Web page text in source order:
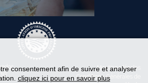
Mentions légales
Conditions Générales de
consentement afin de suivre et analyser
cliquez ici pour en savoir plus